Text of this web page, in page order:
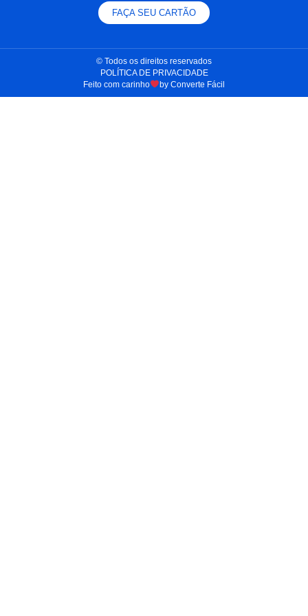
FAÇA SEU CARTÃO
© Todos os direitos reservados​
POLÍTICA DE PRIVACIDADE
Feito com carinho
by Converte Fácil